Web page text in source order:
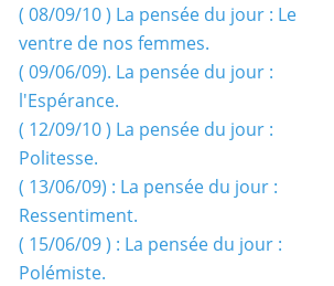
( 08/09/10 ) La pensée du jour : Le
ventre de nos femmes.
( 09/06/09). La pensée du jour :
l'Espérance.
( 12/09/10 ) La pensée du jour :
Politesse.
( 13/06/09) : La pensée du jour :
Ressentiment.
( 15/06/09 ) : La pensée du jour :
Polémiste.